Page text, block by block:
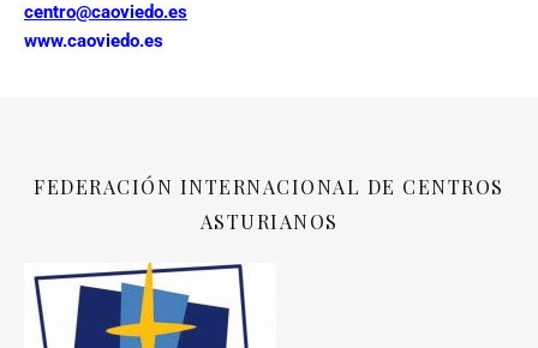
centro@caoviedo.es
www.caoviedo.es
FEDERACIÓN INTERNACIONAL DE CENTROS
ASTURIANOS